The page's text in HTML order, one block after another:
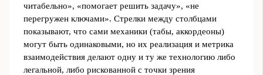
читабельно», «помогает решить задачу», «не
перегружен ключами». Стрелки между столбцами
показывают, что сами механики (табы, аккордеоны)
могут быть одинаковыми, но их реализация и метрика
взаимодействия делают одну и ту же технологию либо
легальной, либо рискованной с точки зрения